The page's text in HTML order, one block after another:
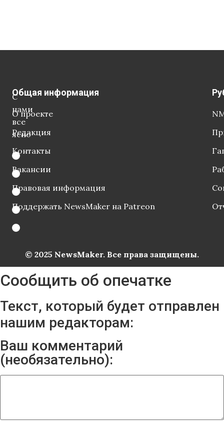
С
нами
все
ясно
Общая информация
О проекте
Редакция
Контакты
Вакансии
Правовая информация
Поддержать NewsMaker на Patreon
© 2025 NewsMaker. Все права защищены.
Сообщить об опечатке
Текст, который будет отправлен
нашим редакторам:
Ваш комментарий
(необязательно):